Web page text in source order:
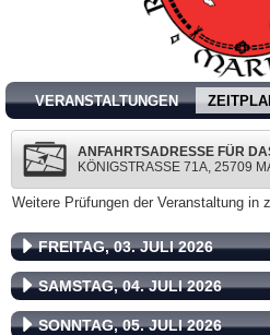
VERANSTALTUNGEN
ANFAHRTSADRESSE FÜR
KÖNIGSTRASSE 71A, 25709
Weitere Prüfungen der Veranstaltung in
FREITAG, 03. JULI 2026
SAMSTAG, 04. JULI 2026
SONNTAG, 05. JULI 2026